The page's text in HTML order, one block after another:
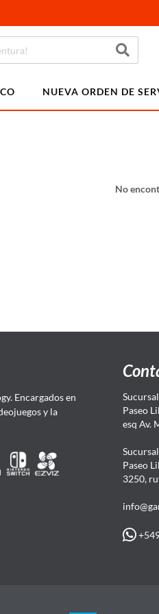
NUEVA ORDEN DE
No
Encargados en
y la
Paseo
esq Av.
Paseo
3250,